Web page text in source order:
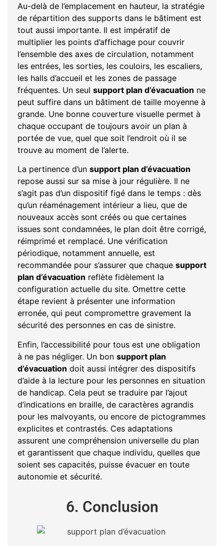
Au-delà de l’emplacement en hauteur, la stratégie
de répartition des supports dans le bâtiment est
tout aussi importante. Il est impératif de
multiplier les points d’affichage pour couvrir
l’ensemble des axes de circulation, notamment
les entrées, les sorties, les couloirs, les escaliers,
les halls d’accueil et les zones de passage
fréquentes. Un seul support plan d’évacuation ne
peut suffire dans un bâtiment de taille moyenne à
grande. Une bonne couverture visuelle permet à
chaque occupant de toujours avoir un plan à
portée de vue, quel que soit l’endroit où il se
trouve au moment de l’alerte.
La pertinence d’un support plan d’évacuation
repose aussi sur sa mise à jour régulière. Il ne
s’agit pas d’un dispositif figé dans le temps : dès
qu’un réaménagement intérieur a lieu, que de
nouveaux accès sont créés ou que certaines
issues sont condamnées, le plan doit être corrigé,
réimprimé et remplacé. Une vérification
périodique, notamment annuelle, est
recommandée pour s’assurer que chaque support
plan d’évacuation reflète fidèlement la
configuration actuelle du site. Omettre cette
étape revient à présenter une information
erronée, qui peut compromettre gravement la
sécurité des personnes en cas de sinistre.
Enfin, l’accessibilité pour tous est une obligation
à ne pas négliger. Un bon support plan
d’évacuation doit aussi intégrer des dispositifs
d’aide à la lecture pour les personnes en situation
de handicap. Cela peut se traduire par l’ajout
d’indications en braille, de caractères agrandis
pour les malvoyants, ou encore de pictogrammes
explicites et contrastés. Ces adaptations
assurent une compréhension universelle du plan
et garantissent que chaque individu, quelles que
soient ses capacités, puisse évacuer en toute
autonomie et sécurité.
6. Conclusion